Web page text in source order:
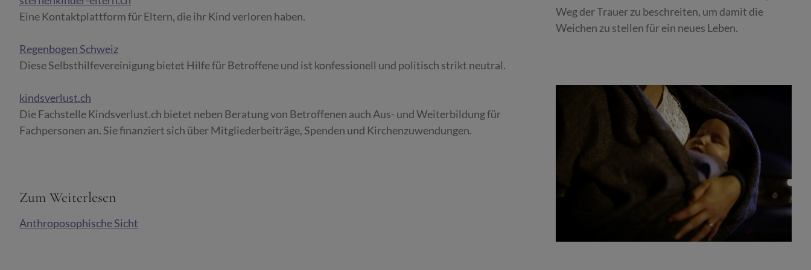
Eine Kontaktplattform für Eltern, die ihr Kind verloren haben.
Regenbogen Schweiz
Diese Selbsthilfevereinigung bietet Hilfe für Betroffene und ist konfessionell und politisch strikt neutral.
kindsverlust.ch
Die Fachstelle Kindsverlust.ch bietet neben Beratung von Betroffenen auch Aus- und Weiterbildung für
Fachpersonen an. Sie finanziert sich über Mitgliederbeiträge, Spenden und Kirchenzuwendungen.
Zum Weiterlesen
Anthroposophische Sicht
Weg der Trauer zu beschreiten, um damit die
Weichen zu stellen für ein neues Leben.